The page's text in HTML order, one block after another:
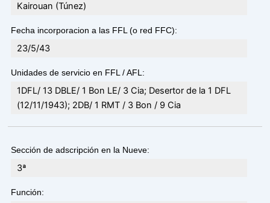
Kairouan (Túnez)
Fecha incorporacion a las FFL (o red FFC):
23/5/43
Unidades de servicio en FFL / AFL:
1DFL/ 13 DBLE/ 1 Bon LE/ 3 Cia; Desertor de la 1 DFL
(12/11/1943); 2DB/ 1 RMT / 3 Bon / 9 Cia
Sección de adscripción en la Nueve:
3ª
Función: